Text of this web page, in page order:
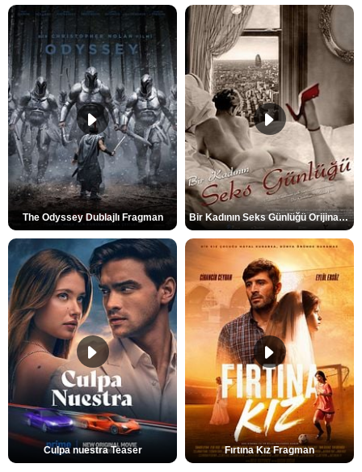
The Odyssey Dublajlı Fragman Bir Kadının Seks Günlüğü Orijinal Fragman
Culpa nuestra Teaser Fırtına Kız Fragman